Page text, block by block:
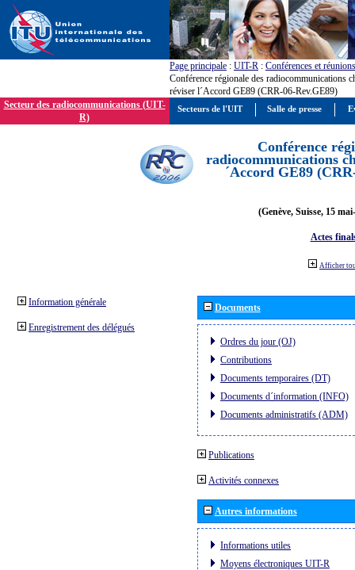
Page principale : UIT-R : Conférences et réunions
Conférence régionale des radiocommunications
réviser l´Accord GE89 (CRR-06-Rev.GE89)
Secteur des radiocommunications (UIT-
R)
Conférence
radiocommunications
´Accord GE89
(Genève, Suisse, 15
Actes
Afficher
Information générale
Enregistrement des délégués
Documents
Ordres du jour (OJ)
Contributions
Documents temporaires (DT)
Documents d´information (INFO)
Documents administratifs (ADM)
Publications
Activités connexes
Autres informations
Informations utiles
Moyens électroniques UIT-R
Secteurs de l'UIT Salle de presse